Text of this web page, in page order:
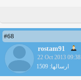
#68
rostam91
22 Oct 2013 09:38
ارسالها: 1509